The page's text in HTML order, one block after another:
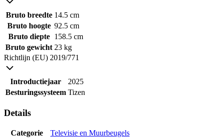
Bruto breedte 14.5 cm
Bruto hoogte 92.5 cm
Bruto diepte
158.5 cm
Bruto gewicht 23 kg
Richtlijn (EU) 2019/771
Introductiejaar
2025
Besturingssysteem Tizen
Details
Categorie
Televisie en Muurbeugels